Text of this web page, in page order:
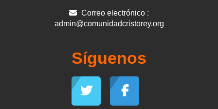
Correo electrónico :
admin@comunidadcristorey.org
Síguenos